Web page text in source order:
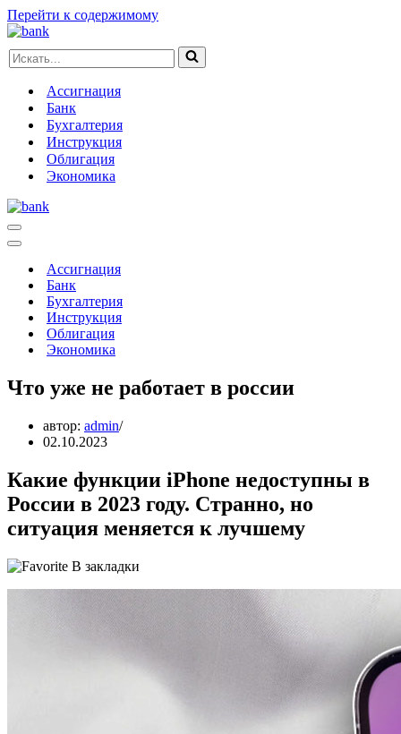
Перейти к содержимому
Искать...
Ассигнация
Банк
Бухгалтерия
Инструкция
Облигация
Экономика
Меню
навигации
Меню
навигацииАссигнация
Банк
Бухгалтерия
Инструкция
Облигация
Экономика
Что уже не работает в россии
автор: admin
02.10.2023
Какие функции iPhone недоступны в
России в 2023 году. Странно, но
ситуация меняется к лучшему
В закладки